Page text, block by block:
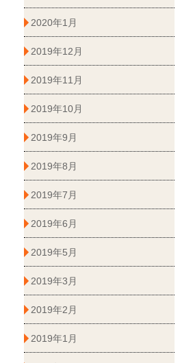
2020年1月
2019年12月
2019年11月
2019年10月
2019年9月
2019年8月
2019年7月
2019年6月
2019年5月
2019年3月
2019年2月
2019年1月